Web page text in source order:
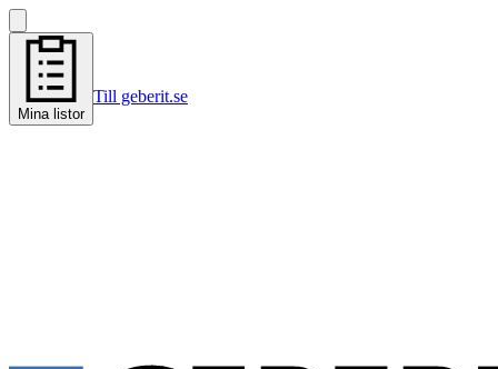
Mina listor
Till geberit.se